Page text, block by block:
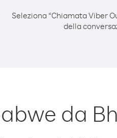
Seleziona “Chiamata Viber
della
da